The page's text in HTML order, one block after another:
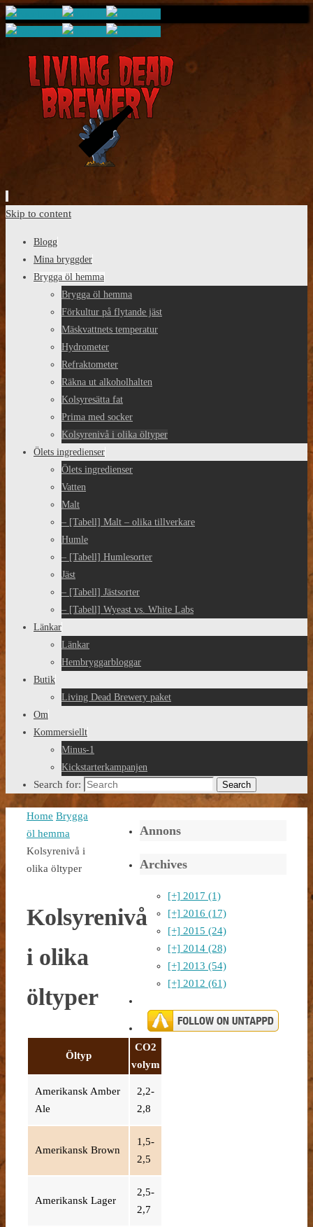
Skip to content
Blogg
Mina bryggder
Brygga öl hemma
Brygga öl hemma
Förkultur på flytande jäst
Mäskvattnets temperatur
Hydrometer
Refraktometer
Räkna ut alkoholhalten
Kolsyresätta fat
Prima med socker
Kolsyrenivå i olika öltyper
Ölets ingredienser
Ölets ingredienser
Vatten
Malt
– [Tabell] Malt – olika tillverkare
Humle
– [Tabell] Humlesorter
Jäst
– [Tabell] Jästsorter
– [Tabell] Wyeast vs. White Labs
Länkar
Länkar
Hembryggarbloggar
Butik
Living Dead Brewery paket
Om
Kommersiellt
Minus-1
Kickstarterkampanjen
Search for: Search
Home Brygga
öl hemma
Kolsyrenivå i
olika öltyper
Kolsyrenivå
i olika
öltyper
Öltyp
CO2
volym
Amerikansk Amber
Ale
2,2-
2,8
Amerikansk Brown
1,5-
2,5
Amerikansk Lager
2,5-
2,7
Annons
Archives
[+] 2017 (1)
[+] 2016 (17)
[+] 2015 (24)
[+] 2014 (28)
[+] 2013 (54)
[+] 2012 (61)